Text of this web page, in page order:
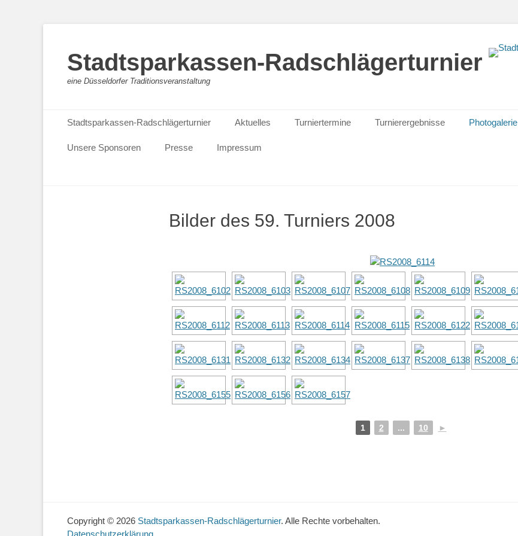
Stadtsparkassen-Radschlägerturnier
eine Düsseldorfer Traditionsveranstaltung
Primäres Menü
Inhalt
springen
Stadtsparkassen-Radschlägerturnier Aktuelles Turniertermine Turnierergebnisse Photogalerie
Unsere Sponsoren Presse
Impressum
Bilder des 59. Turniers 2008
1 2 ... 10 ►
Copyright © 2026 Stadtsparkassen-Radschlägerturnier. Alle Rechte vorbehalten.
Datenschutzerklärung